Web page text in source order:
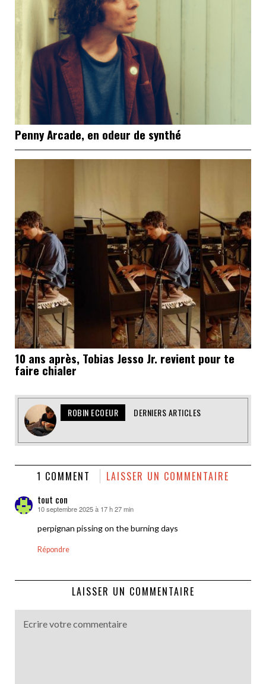
Penny Arcade, en odeur de synthé
10 ans après, Tobias Jesso Jr. revient pour te
faire chialer
ROBIN ECOEUR DERNIERS ARTICLES
1 COMMENT LAISSER UN COMMENTAIRE
tout con
dit :
10 septembre 2025 à 17 h 27 min
perpignan pissing on the burning days
Répondre
LAISSER UN COMMENTAIRE